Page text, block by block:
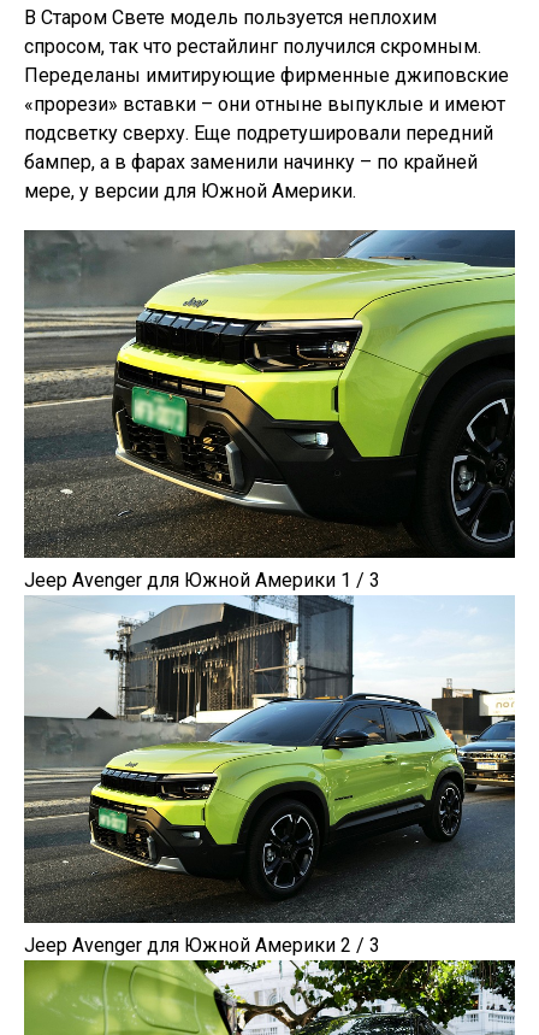
В Старом Свете модель пользуется неплохим
спросом, так что рестайлинг получился скромным.
Переделаны имитирующие фирменные джиповские
«прорези» вставки – они отныне выпуклые и имеют
подсветку сверху. Еще подретушировали передний
бампер, а в фарах заменили начинку – по крайней
мере, у версии для Южной Америки.
Jeep Avenger для Южной Америки 1 / 3
Jeep Avenger для Южной Америки 2 / 3